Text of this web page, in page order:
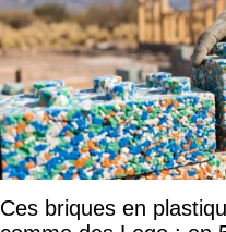
Ces briques en